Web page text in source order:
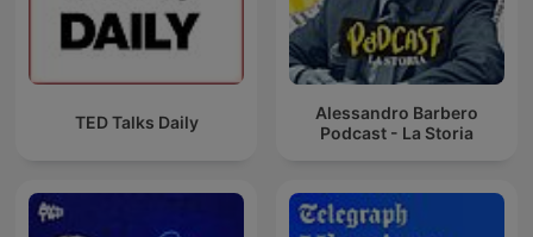
TED Talks Daily
Alessandro Barbero
Podcast - La Storia